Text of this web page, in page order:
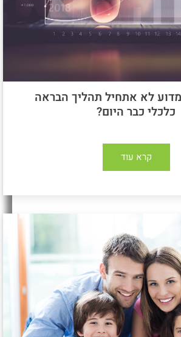
לא אתחיל תהליך הבראה
כלכלי כבר היום?
קרא עוד